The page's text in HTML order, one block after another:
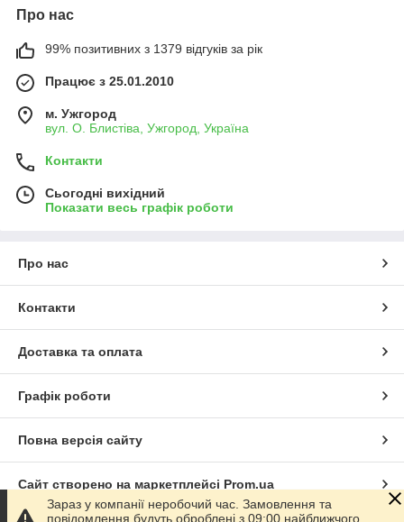
Про нас
99% позитивних з 1379 відгуків за рік
Працює з 25.01.2010
м. Ужгород
вул. О. Блистіва, Ужгород, Україна
Контакти
Сьогодні вихідний
Показати весь графік роботи
Про нас
Контакти
Доставка та оплата
Графік роботи
Повна версія сайту
Сайт створено на маркетплейсі Prom.ua
Зараз у компанії неробочий час. Замовлення та
повідомлення будуть оброблені з 09:00 найближчого